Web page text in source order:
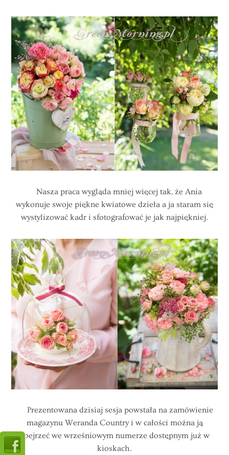
Nasza praca wygląda mniej więcej tak, że Ania
wykonuje swoje piękne kwiatowe dzieła a ja staram się
wystylizować kadr i sfotografować je jak najpiękniej.
Prezentowana dzisiaj sesja powstała na zamówienie
magazynu Weranda Country i w całości można ją
obejrzeć we wrześniowym numerze dostępnym już w
kioskach.